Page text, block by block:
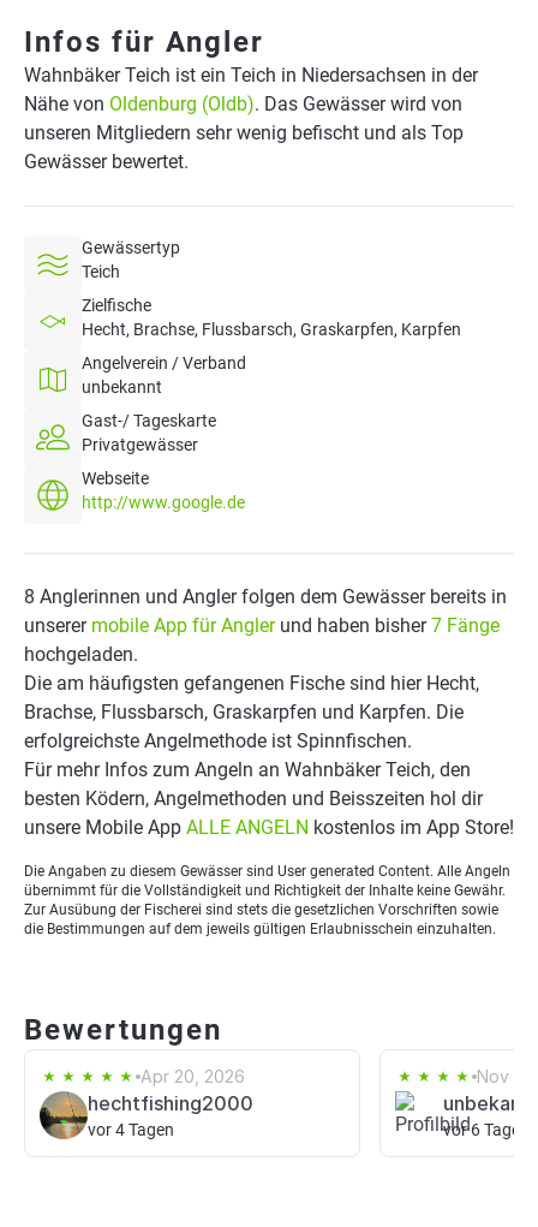
Infos für Angler
Wahnbäker Teich ist ein Teich in Niedersachsen in der
Nähe von Oldenburg (Oldb). Das Gewässer wird von
unseren Mitgliedern sehr wenig befischt und als Top
Gewässer bewertet.
Gewässertyp
Teich
Zielfische
Hecht, Brachse, Flussbarsch, Graskarpfen, Karpfen
Angelverein / Verband
unbekannt
Gast-/ Tageskarte
Privatgewässer
Webseite
http://www.google.de
8 Anglerinnen und Angler folgen dem Gewässer bereits in
unserer mobile App für Anglerund haben bisher7 Fänge
hochgeladen.
Die am häufigsten gefangenen Fische sind hier Hecht,
Brachse, Flussbarsch, Graskarpfen und Karpfen. Die
erfolgreichste Angelmethode ist Spinnfischen.
Für mehr Infos zum Angeln an Wahnbäker Teich, den
besten Ködern, Angelmethoden und Beisszeiten hol dir
unsere Mobile App ALLE ANGELN kostenlos im App Store!
Die Angaben zu diesem Gewässer sind User generated Content. Alle Angeln
übernimmt für die Vollständigkeit und Richtigkeit der Inhalte keine Gewähr.
Zur Ausübung der Fischerei sind stets die gesetzlichen Vorschriften sowie
die Bestimmungen auf dem jeweils gültigen Erlaubnisschein einzuhalten.
Bewertungen
Apr 20, 2026
hechtfishing2000
vor 4 Tagen
Nov
vor 6 Tagen